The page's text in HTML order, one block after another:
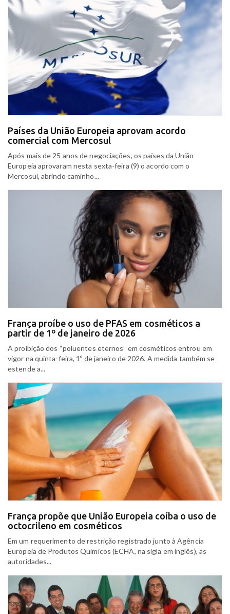
Países da União Europeia aprovam acordo
comercial com Mercosul
Após mais de 25 anos de negociações, os países da União
Europeia aprovaram nesta sexta-feira (9) o acordo com o
Mercosul, abrindo caminho...
França proíbe o uso de PFAS em cosméticos a
partir de 1º de janeiro de 2026
A proibição dos “poluentes eternos” em cosméticos entrou em
vigor na quinta-feira, 1º de janeiro de 2026. A medida também se
estende a...
França propõe que União Europeia coíba o uso de
octocrileno em cosméticos
Em um requerimento de restrição registrado junto à Agência
Europeia de Produtos Químicos (ECHA, na sigla em inglês), as
autoridades...